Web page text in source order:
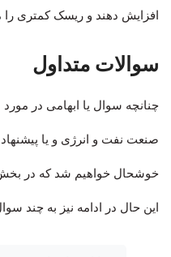
افزایش دهند و ریسک کمتری
سوالات متداول
چنانچه سوال یا ابهامی در
صنعت نفت و انرژی و یا
خوشحال خواهیم شد که در
این حال در ادامه نیز به چند